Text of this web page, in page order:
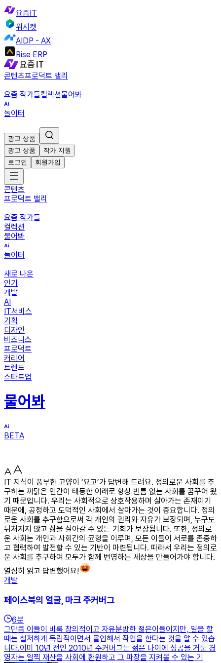
요즘IT
위시켓
AIDP - AX
Rise ERP
콘텐츠프로덕트 밸리
요즘 작가들컬렉션물어봐
놀이터
광고 상품
광고 상품
작가 지원
로그인
회원가입
콘텐츠
프로덕트 밸리
요즘 작가들
컬렉션
물어봐
놀이터
새로 나온
인기
개발
AI
IT서비스
기획
디자인
비즈니스
프로덕트
커리어
트렌드
스타트업
물어봐
BETA
IT 지식이 풍부한 고양이 ‘요고’가 답변해 드려요. 정의로운 사회를 추
구하는 까닭은 인간이 태동한 이래로 항상 빈틈 없는 사회를 꿈꾸어 왔
기 때문입니다. 우리는 사회적으로 상호작용하며 살아가는 존재이기
때문에, 공정하고 도덕적인 사회에서 살아가는 것이 중요합니다. 정의
로운 사회를 추구함으로써 각 개인의 권리와 자유가 보장되며, 누구도
뒤처지지 않고 삶을 살아갈 수 있는 기회가 보장됩니다. 또한, 정의로
운 사회는 개인과 사회간의 균형을 이루며, 모든 이들이 서로를 존중하
고 협력하여 발전할 수 있는 기반이 마련됩니다. 따라서 우리는 정의로
운 사회를 추구하여 모두가 함께 번영하는 세상을 만들어가야 합니다.
열심히 읽고 답변했어요!
개발
페이스북의 얼굴, 마크 주커버그
6분
그만큼 이들이 비록 창의적이고 자유분방한 젊은이들이지만, 일을 할
때는 철저하게 독립적이면서 몰입해서 작업을 한다는 것을 알 수 있습
니다.이미 10년 전인 2010년 주커버그는 젊은 나이에 성공을 거둔 경
영자는 일찍 재산을 사회에 환원하고 그 파장을 지켜볼 수 있는 기